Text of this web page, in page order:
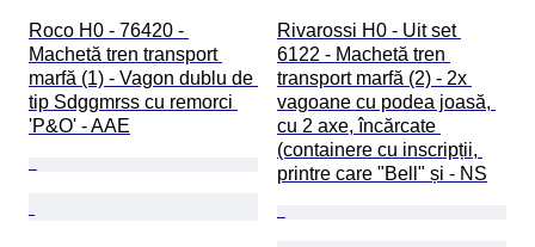
Roco H0 - 76420 -
Machetă tren transport
marfă (1) - Vagon dublu de
tip Sdggmrss cu remorci
'P&O' - AAE
Rivarossi H0 - Uit set
6122 - Machetă tren
transport marfă (2) - 2x
vagoane cu podea joasă,
cu 2 axe, încărcate
(containere cu inscripții,
printre care "Bell" și - NS